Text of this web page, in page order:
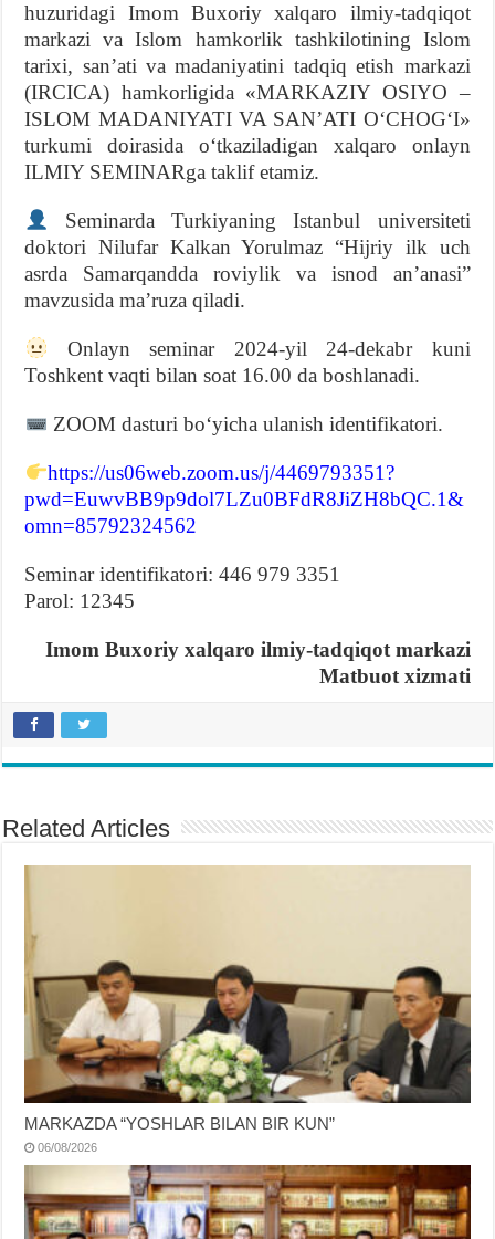
huzuridagi Imom Buxoriy xalqaro ilmiy-tadqiqot
markazi va Islom hamkorlik tashkilotining Islom
tarixi, san’ati va madaniyatini tadqiq etish markazi
(IRCICA) hamkorligida «MARKAZIY OSIYO –
ISLOM MADANIYATI VA SANʼATI OʻCHOGʻI»
turkumi doirasida oʻtkaziladigan xalqaro onlayn
ILMIY SEMINARga taklif etamiz.
Seminarda Turkiyaning Istanbul universiteti
doktori Nilufar Kalkan Yorulmaz “Hijriy ilk uch
asrda Samarqandda roviylik va isnod anʼanasi”
mavzusida ma’ruza qiladi.
Onlayn seminar 2024-yil 24-dekabr kuni
Toshkent vaqti bilan soat 16.00 da boshlanadi.
ZOOM dasturi bo‘yicha ulanish identifikatori.
https://us06web.zoom.us/j/4469793351?
pwd=EuwvBB9p9dol7LZu0BFdR8JiZH8bQC.1&
omn=85792324562
Seminar identifikatori: 446 979 3351
Parol: 12345
Imom Buxoriy xalqaro ilmiy-tadqiqot markazi
Matbuot xizmati
Related Articles
MARKAZDA “YOSHLAR BILAN BIR KUN”
06/08/2026